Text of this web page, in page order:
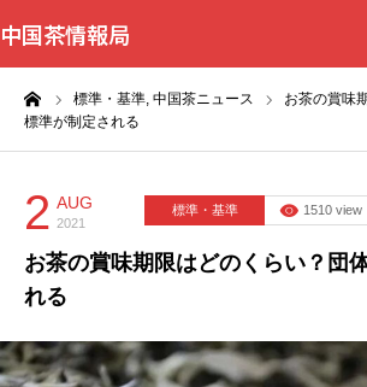
中国茶情報局
標準・基準, 中国茶ニュース
お茶の賞味
標準が制定される
2 AUG
2021
標準・基準 1510 view
お茶の賞味期限はどのくらい？団
れる
Home
WordBank